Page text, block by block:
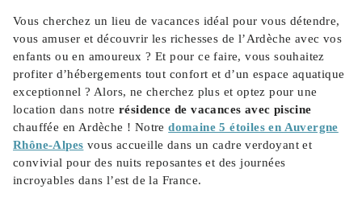
Vous cherchez un lieu de vacances idéal pour vous détendre,
vous amuser et découvrir les richesses de l’Ardèche avec vos
enfants ou en amoureux ? Et pour ce faire, vous souhaitez
profiter d’hébergements tout confort et d’un espace aquatique
exceptionnel ? Alors, ne cherchez plus et optez pour une
location dans notrerésidence de vacances avec piscine
chauffée en Ardèche ! Notredomaine 5 étoiles en Auvergne
Rhône-Alpes vous accueille dans un cadre verdoyant et
convivial pour des nuits reposantes et des journées
incroyables dans l’est de la France.